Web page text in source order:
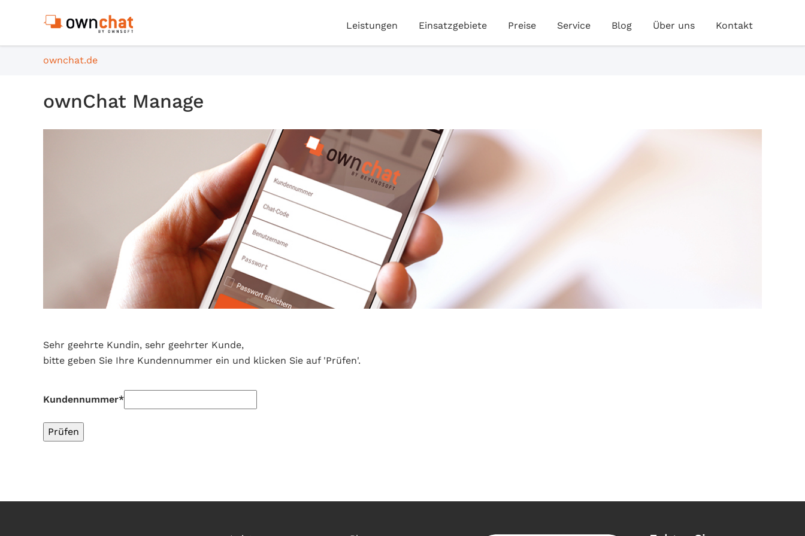
Leistungen Einsatzgebiete Preise Service Blog Über uns Kontakt
ownchat.de
ownChat Manage
Sehr geehrte Kundin, sehr geehrter Kunde,
bitte geben Sie Ihre Kundennummer ein und klicken Sie auf 'Prüfen'.
Kundennummer*